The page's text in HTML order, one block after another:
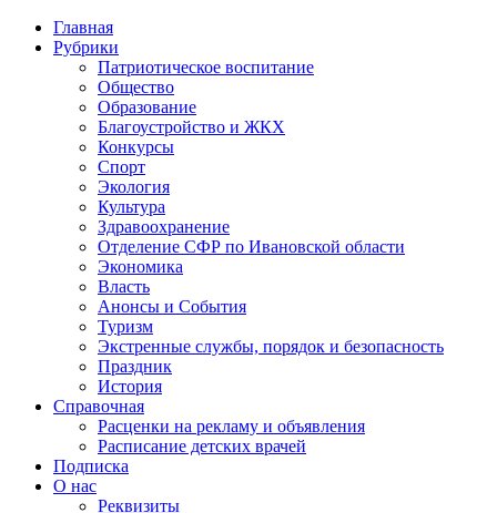
Главная
Рубрики
Патриотическое воспитание
Общество
Образование
Благоустройство и ЖКХ
Конкурсы
Спорт
Экология
Культура
Здравоохранение
Отделение СФР по Ивановской области
Экономика
Власть
Анонсы и События
Туризм
Экстренные службы, порядок и безопасность
Праздник
История
Справочная
Расценки на рекламу и объявления
Расписание детских врачей
Подписка
О нас
Реквизиты